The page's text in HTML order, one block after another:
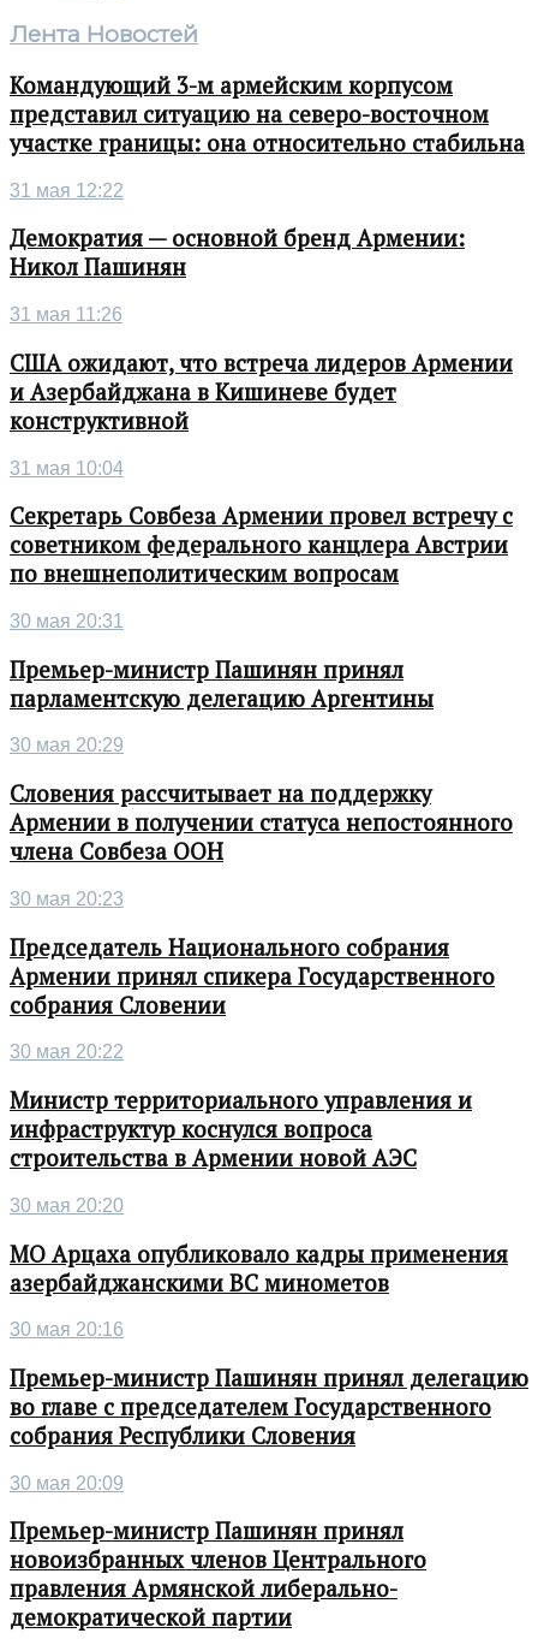
Лента Новостей
Командующий 3-м армейским корпусом
представил ситуацию на северо-восточном
участке границы: она относительно стабильна
31 мая 12:22
Демократия — основной бренд Армении:
Никол Пашинян
31 мая 11:26
США ожидают, что встреча лидеров Армении
и Азербайджана в Кишиневе будет
конструктивной
31 мая 10:04
Секретарь Совбеза Армении провел встречу с
советником федерального канцлера Австрии
по внешнеполитическим вопросам
30 мая 20:31
Премьер-министр Пашинян принял
парламентскую делегацию Аргентины
30 мая 20:29
Словения рассчитывает на поддержку
Армении в получении статуса непостоянного
члена Совбеза ООН
30 мая 20:23
Председатель Национального собрания
Армении принял спикера Государственного
собрания Словении
30 мая 20:22
Министр территориального управления и
инфраструктур коснулся вопроса
строительства в Армении новой АЭС
30 мая 20:20
МО Арцаха опубликовало кадры применения
азербайджанскими ВС минометов
30 мая 20:16
Премьер-министр Пашинян принял делегацию
во главе с председателем Государственного
собрания Республики Словения
30 мая 20:09
Премьер-министр Пашинян принял
новоизбранных членов Центрального
правления Армянской либерально-
демократической партии